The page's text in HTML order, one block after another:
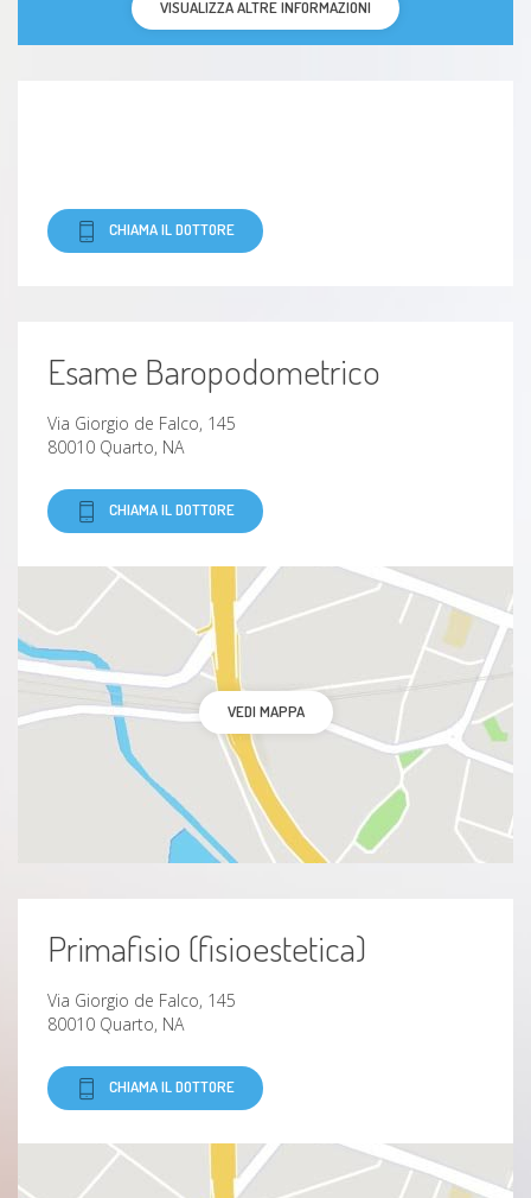
Mal di testa (cefalea)
Slogatura
Entesopatia
Nevrite
Emicrania
Discopatia
Ernia del disco
Dolore
Trattamento per la lombalgia
Esofagite da reflusso
VISUALIZZA ALTRE INFORMAZIONI
CHIAMA IL DOTTORE
Esame Baropodometrico
Via Giorgio de Falco, 145
80010 Quarto, NA
CHIAMA IL DOTTORE
VEDI MAPPA
Primafisio (fisioestetica)
Via Giorgio de Falco, 145
80010 Quarto, NA
CHIAMA IL DOTTORE